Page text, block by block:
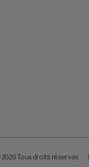
Tous droits réservés